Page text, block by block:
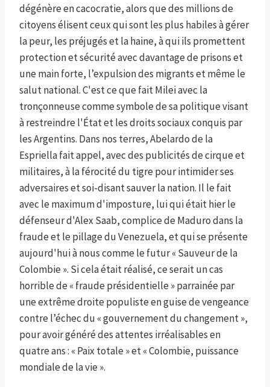
dégénère en cacocratie, alors que des millions de
citoyens élisent ceux qui sont les plus habiles à gérer
la peur, les préjugés et la haine, à qui ils promettent
protection et sécurité avec davantage de prisons et
une main forte, l’expulsion des migrants et même le
salut national. C'est ce que fait Milei avec la
tronçonneuse comme symbole de sa politique visant
à restreindre l'État et les droits sociaux conquis par
les Argentins. Dans nos terres, Abelardo de la
Espriella fait appel, avec des publicités de cirque et
militaires, à la férocité du tigre pour intimider ses
adversaires et soi-disant sauver la nation. Il le fait
avec le maximum d'imposture, lui qui était hier le
défenseur d'Alex Saab, complice de Maduro dans la
fraude et le pillage du Venezuela, et qui se présente
aujourd'hui à nous comme le futur « Sauveur de la
Colombie ». Si cela était réalisé, ce serait un cas
horrible de « fraude présidentielle » parrainée par
une extrême droite populiste en guise de vengeance
contre l’échec du « gouvernement du changement »,
pour avoir généré des attentes irréalisables en
quatre ans : « Paix totale » et « Colombie, puissance
mondiale de la vie ».